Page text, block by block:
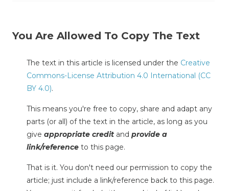
You Are Allowed To Copy The Text
The text in this article is licensed under the Creative
Commons-License Attribution 4.0 International (CC
BY 4.0).
This means you're free to copy, share and adapt any
parts (or all) of the text in the article, as long as you
give appropriate credit and provide a
link/reference to this page.
That is it. You don't need our permission to copy the
article; just include a link/reference back to this page.